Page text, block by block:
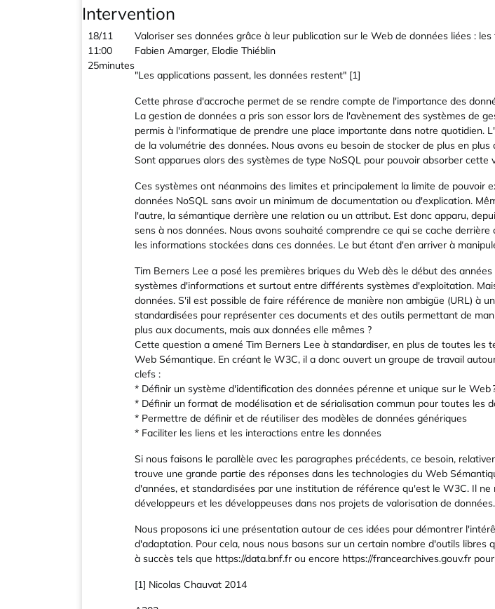
Intervention
18/11
11:00
25minutes
Valoriser ses données grâce à leur publication sur le Web de données liées :
Fabien Amarger, Elodie Thiéblin
"Les applications passent, les données restent" [1]
Cette phrase d'accroche permet de se rendre compte de l'importance des
La gestion de données a pris son essor lors de l'avènement des systèmes de
permis à l'informatique de prendre une place importante dans notre
de la volumétrie des données. Nous avons eu besoin de stocker de plus en
Sont apparues alors des systèmes de type NoSQL pour pouvoir absorber
Ces systèmes ont néanmoins des limites et principalement la limite de pouvoir
données NoSQL sans avoir un minimum de documentation ou d'explication.
l'autre, la sémantique derrière une relation ou un attribut. Est donc apparu,
sens à nos données. Nous avons souhaité comprendre ce qui se cache
les informations stockées dans ces données. Le but étant d'en arriver à
Tim Berners Lee a posé les premières briques du Web dès le début des
systèmes d'informations et surtout entre différents systèmes d'exploitation.
données. S'il est possible de faire référence de manière non ambigüe (URL) à
standardisées pour représenter ces documents et des outils permettant de
plus aux documents, mais aux données elle mêmes ?
Cette question a amené Tim Berners Lee à standardiser, en plus de toutes
Web Sémantique. En créant le W3C, il a donc ouvert un groupe de travail
clefs :
* Définir un système d'identification des données pérenne et unique sur le Web
* Définir un format de modélisation et de sérialisation commun pour toutes les
* Permettre de définir et de réutiliser des modèles de données génériques
* Faciliter les liens et les interactions entre les données
Si nous faisons le parallèle avec les paragraphes précédents, ce besoin,
trouve une grande partie des réponses dans les technologies du Web
d'années, et standardisées par une institution de référence qu'est le W3C. Il
développeurs et les développeuses dans nos projets de valorisation de données.
Nous proposons ici une présentation autour de ces idées pour démontrer
d'adaptation. Pour cela, nous nous basons sur un certain nombre d'outils
à succès tels que https://data.bnf.fr ou encore https://francearchives.gouv.fr
[1] Nicolas Chauvat 2014